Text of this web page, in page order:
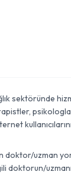
sektöründe
doktor/uzman
doktorun/